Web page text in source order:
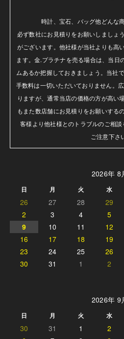
時計、宝石、バッグ他どんな
必ず数社にお見積りをお願いしましょ
がございます。他社様が当社よりも高
ます。金.プラチナを売る場合は、当日
ムあるか把握しておきましょう。当社
手数料は一切いただいておりません。
りますが、通常当店の価格の方が高い
もまた数店舗にお見積りをお願いする
客様より他社様とのトラブルのご相談
ご注意下さ
2026年 8
日 月 火 水
26 27 28 29
2
3 4 5
9
10 11 12
16
17 18 19
23
24 25 26
30
31 1 2
2026年 9
日 月 火 水
30 31 1 2